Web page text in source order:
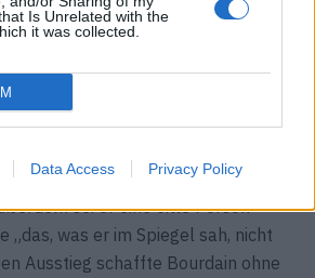
Is Unrelated with the
it was collected.
Data Access Privacy Policy
Depressionen, bipolare
Zwangsstörungen und
Crack, Kokain. Im
erinnert sich der Journalist daran,
dass er sich als junger Mann
hasste es, von der Gnade anderer
sei er eine eitle Person
„das, was er im Spiegel sah, nicht
Ausstieg schaffte Bourdain ohne